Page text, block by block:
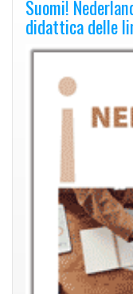
Suomi!
didattica delle